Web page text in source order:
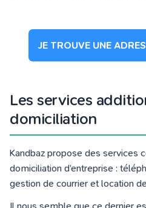
JE TROUVE UNE
Les services
domiciliation
Kandbaz propose des services
domiciliation d’entreprise :
gestion de courrier et location